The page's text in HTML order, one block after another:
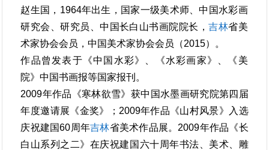
赵生国，1964年出生，国家一级美术师、中国水彩画
研究会、研究员、中国长白山书画院院长，吉林省美
术家协会会员，中国美术家协会会员（2015）。
作品曾发表于《中国水彩》、《水彩画家》、《美
院》中国书画报等国家报刊。
2009年作品《寒林欲雪》获中国水墨画研究院第四届
年度邀请展《金奖》；2009年作品《山村风景》入选
庆祝建国60周年吉林省美术作品展。2009年作品《长
白山系列之二》在庆祝建国六十周年书法、美术、雕